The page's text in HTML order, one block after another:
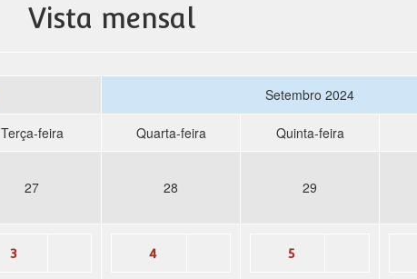
Vista mensal
Setembro 2024
Terça-feira Quarta-feira Quinta-feira
27 28 29
3 4 5